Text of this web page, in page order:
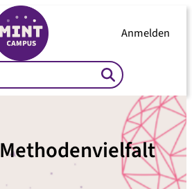
Anmelden
Methodenvielfalt